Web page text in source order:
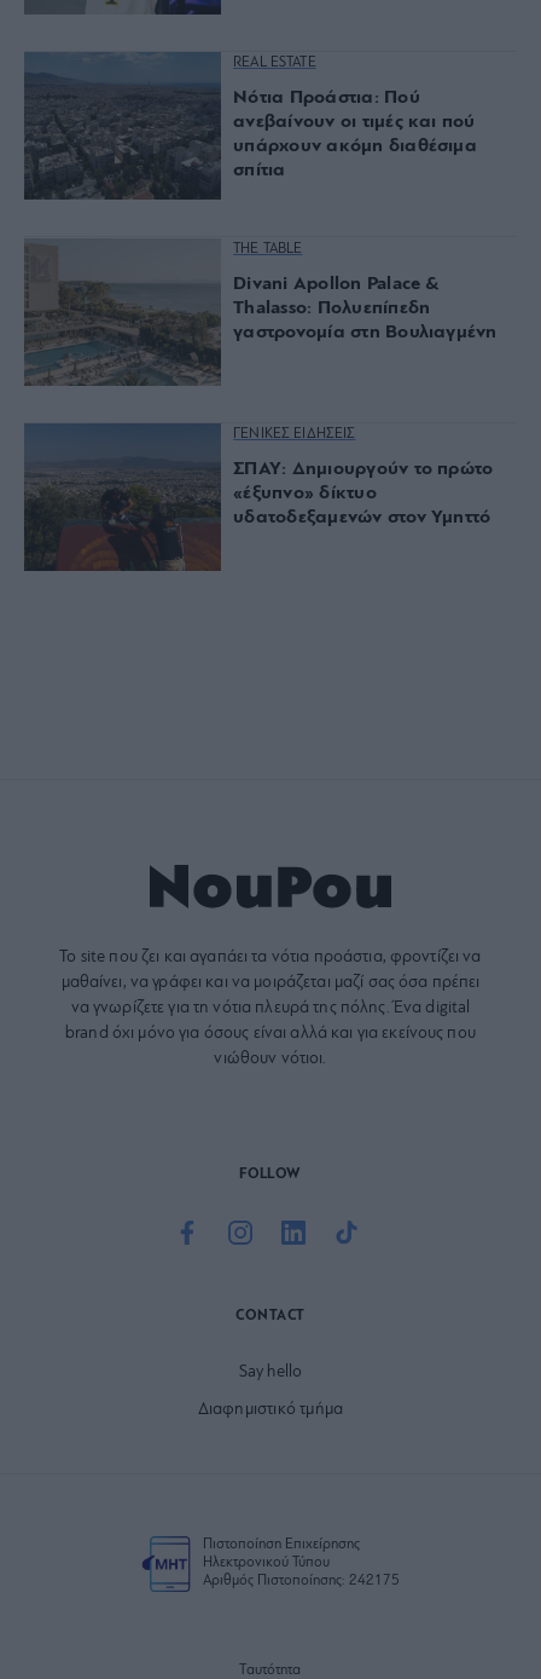
REAL ESTATE
Νότια Προάστια: Πού
ανεβαίνουν οι τιμές και πού
υπάρχουν ακόμη διαθέσιμα
σπίτια
THE TABLE
Divani Apollon Palace &
Thalasso: Πολυεπίπεδη
γαστρονομία στη Βουλιαγμένη
ΓΕΝΙΚΕΣ ΕΙΔΗΣΕΙΣ
ΣΠΑΥ: Δημιουργούν το πρώτο
«έξυπνο» δίκτυο
υδατοδεξαμενών στον Υμηττό
Το site που ζει και αγαπάει τα νότια προάστια, φροντίζει να
μαθαίνει, να γράφει και να μοιράζεται μαζί σας όσα πρέπει
να γνωρίζετε για τη νότια πλευρά της πόλης. Ένα digital
brand όχι μόνο για όσους είναι αλλά και για εκείνους που
νιώθουν νότιοι.
FOLLOW
CONTACT
Say hello
Διαφημιστικό τμήμα
Πιστοποίηση Επιχείρησης
Ηλεκτρονικού Τύπου
Αριθμός Πιστοποίησης: 242175
Ταυτότητα